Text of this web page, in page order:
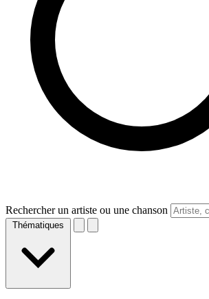
Rechercher un artiste ou une chanson
Thématiques